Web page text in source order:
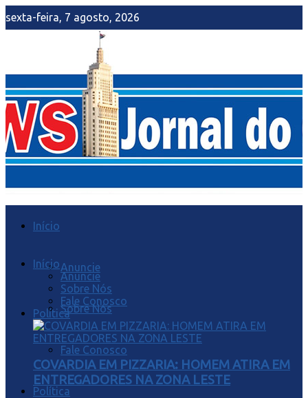
sexta-feira, 7 agosto, 2026
Início
Anuncie
Sobre Nós
Fale Conosco
Política
Início
Anuncie
Sobre Nós
Fale Conosco
Política
COVARDIA EM PIZZARIA: HOMEM ATIRA EM
ENTREGADORES NA ZONA LESTE